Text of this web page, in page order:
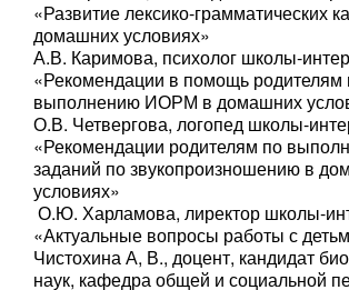
«Развитие лексико-грамматических
домашних условиях»
А.В. Каримова, психолог школы-
«Рекомендации в помощь родителям
выполнению ИОРМ в домашних
О.В. Четвергова, логопед школы-
«Рекомендации родителям по
заданий по звукопроизношению в
условиях»
О.Ю. Харламова, лиректор школы-
«Актуальные вопросы работы с
Чистохина А, В., доцент, кандидат
наук, кафедра общей и социальной